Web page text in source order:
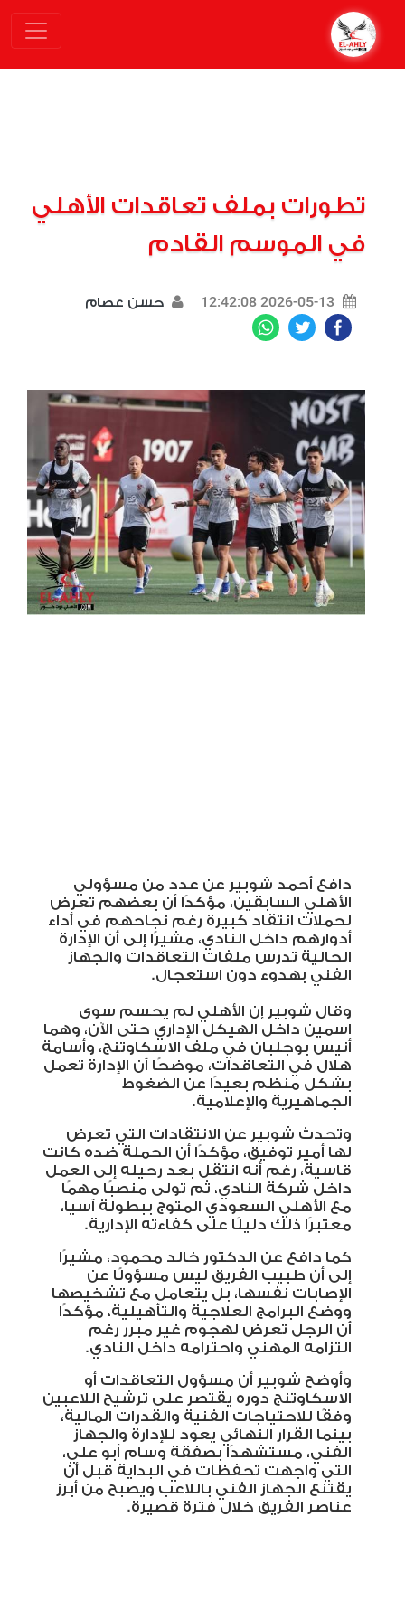
تطورات بملف تعاقدات الأهلي
في الموسم القادم
2026-05-13 12:42:08 حسن عصام
Facebook
Twitter
دافع أحمد شوبير عن عدد من مسؤولي
الأهلي السابقين، مؤكدًا أن بعضهم تعرض
لحملات انتقاد كبيرة رغم نجاحهم في أداء
أدوارهم داخل النادي، مشيرًا إلى أن الإدارة
الحالية تدرس ملفات التعاقدات والجهاز
الفني بهدوء دون استعجال.
وقال شوبير إن الأهلي لم يحسم سوى
اسمين داخل الهيكل الإداري حتى الآن، وهما
أنيس بوجلبان في ملف الاسكاوتنج، وأسامة
هلال في التعاقدات، موضحًا أن الإدارة تعمل
بشكل منظم بعيدًا عن الضغوط
الجماهيرية والإعلامية.
وتحدث شوبير عن الانتقادات التي تعرض
لها أمير توفيق، مؤكدًا أن الحملة ضده كانت
قاسية، رغم أنه انتقل بعد رحيله إلى العمل
داخل شركة النادي، ثم تولى منصبًا مهمًا
مع الأهلي السعودي المتوج ببطولة آسيا،
معتبرًا ذلك دليلًا على كفاءته الإدارية.
كما دافع عن الدكتور خالد محمود، مشيرًا
إلى أن طبيب الفريق ليس مسؤولًا عن
الإصابات نفسها، بل يتعامل مع تشخيصها
ووضع البرامج العلاجية والتأهيلية، مؤكدًا
أن الرجل تعرض لهجوم غير مبرر رغم
التزامه المهني واحترامه داخل النادي.
وأوضح شوبير أن مسؤول التعاقدات أو
الاسكاوتنج دوره يقتصر على ترشيح اللاعبين
وفقًا للاحتياجات الفنية والقدرات المالية،
بينما القرار النهائي يعود للإدارة والجهاز
الفني، مستشهدًا بصفقة وسام أبو علي،
التي واجهت تحفظات في البداية قبل أن
يقتنع الجهاز الفني باللاعب ويصبح من أبرز
عناصر الفريق خلال فترة قصيرة.